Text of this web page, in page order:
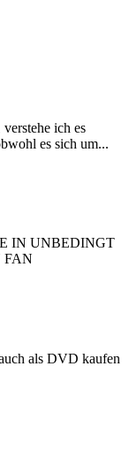
ich es
es sich um...
IN UNBEDINGT
FAN
als DVD kaufen